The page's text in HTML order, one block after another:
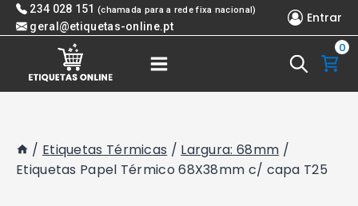
Skip 234 028 151 (chamada para a rede fixa nacional)
geral@etiquetas-online.pt
Entrar
0
/ Etiquetas Térmicas / Largura: 68mm /
Etiquetas Papel Térmico 68X38mm c/ capa T25